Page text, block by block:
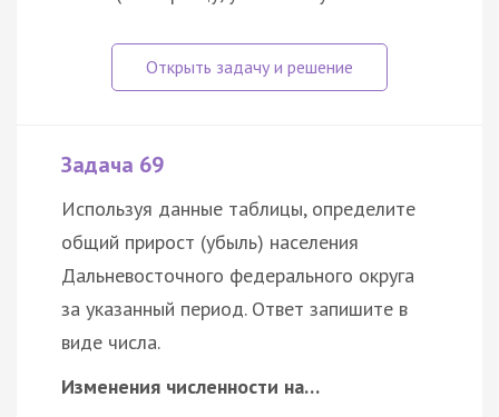
Задача 69
Используя данные таблицы, определите
общий прирост (убыль) населения
Дальневосточного федерального округа
за указанный период. Ответ запишите в
виде числа.
Изменения численности на…